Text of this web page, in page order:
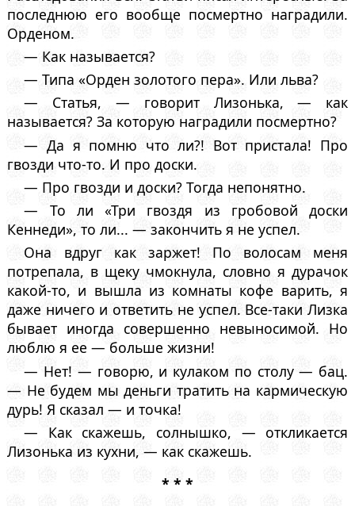
последнюю его вообще посмертно наградили.
Орденом.
— Как называется?
— Типа «Орден золотого пера». Или льва?
— Статья, — говорит Лизонька, — как
называется? За которую наградили посмертно?
— Да я помню что ли?! Вот пристала! Про
гвозди что-то. И про доски.
— Про гвозди и доски? Тогда непонятно.
— То ли «Три гвоздя из гробовой доски
Кеннеди», то ли... — закончить я не успел.
Она вдруг как заржет! По волосам меня
потрепала, в щеку чмокнула, словно я дурачок
какой-то, и вышла из комнаты кофе варить, я
даже ничего и ответить не успел. Все-таки Лизка
бывает иногда совершенно невыносимой. Но
люблю я ее — больше жизни!
— Нет! — говорю, и кулаком по столу — бац.
— Не будем мы деньги тратить на кармическую
дурь! Я сказал — и точка!
— Как скажешь, солнышко, — откликается
Лизонька из кухни, — как скажешь.
* * *